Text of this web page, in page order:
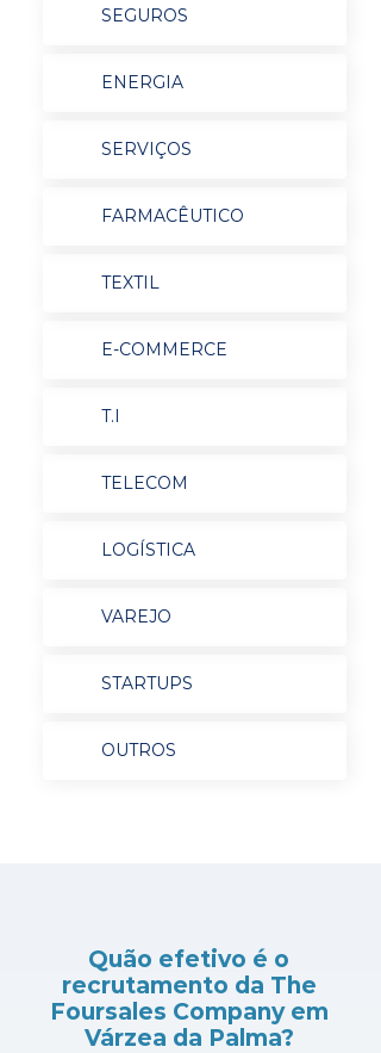
SEGUROS
ENERGIA
SERVIÇOS
FARMACÊUTICO
TEXTIL
E-COMMERCE
T.I
TELECOM
LOGÍSTICA
VAREJO
STARTUPS
OUTROS
Quão efetivo é o
recrutamento da The
Foursales Company em
Várzea da Palma?